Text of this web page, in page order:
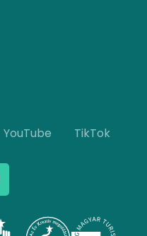
YouTube TikTok